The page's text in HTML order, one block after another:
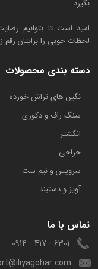
بگیرد.
امید است تا بتوانیم
لحظات خوبی را برایتان رقم
دسته بندی محصولات
​نگین های تراش خورده
سنگ راف و دکوری
انگشتر
حراجی
سرویس و نیم ست
آویز و دستبند
تماس با ما
6301 - 417 - 0914